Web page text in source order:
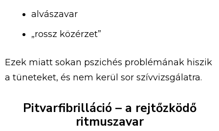
alvászavar
„rossz közérzet”
Ezek miatt sokan pszichés problémának hiszik
a tüneteket, és nem kerül sor szívvizsgálatra.
Pitvarfibrilláció – a rejtőzködő
ritmuszavar